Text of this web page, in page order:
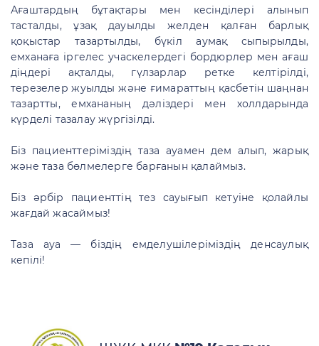
Ағаштардың бұтақтары мен кесінділері алынып
тасталды, ұзақ дауылды желден қалған барлық
қоқыстар тазартылды, бүкіл аумақ сыпырылды,
емханаға іргелес учаскелердегі бордюрлер мен ағаш
діңдері ақталды, гүлзарлар ретке келтірілді,
терезелер жуылды және ғимараттың қасбетін шаңнан
тазартты, емхананың дәліздері мен холлдарында
күрделі тазалау жүргізілді.
Біз пациенттеріміздің таза ауамен дем алып, жарық
және таза бөлмелерге барғанын қалаймыз.
Біз әрбір пациенттің тез сауығып кетуіне қолайлы
жағдай жасаймыз!
Таза ауа — біздің емделушілеріміздің денсаулық
кепілі!